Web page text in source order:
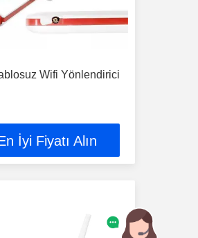
Wifi Yönlendirici
İyi Fiyatı Alın